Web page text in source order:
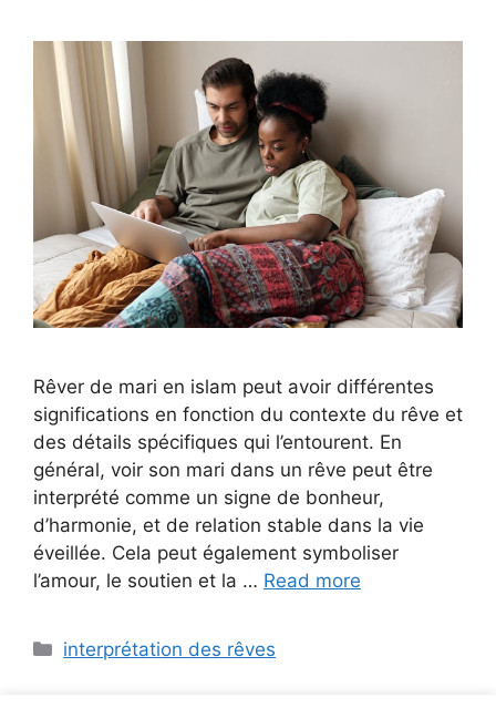
Rêver de mari en islam peut avoir différentes
significations en fonction du contexte du rêve et
des détails spécifiques qui l’entourent. En
général, voir son mari dans un rêve peut être
interprété comme un signe de bonheur,
d’harmonie, et de relation stable dans la vie
éveillée. Cela peut également symboliser
l’amour, le soutien et la … Read more
Categories
interprétation des rêves